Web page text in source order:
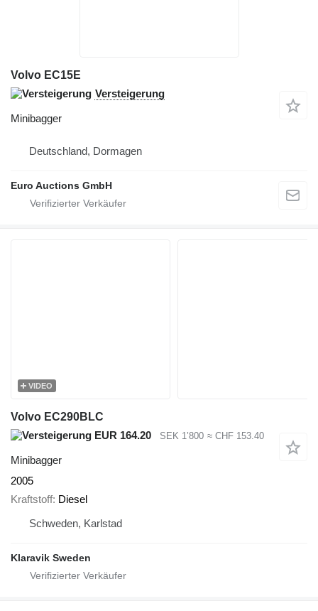
Volvo EC15E
Versteigerung
Minibagger
Deutschland, Dormagen
Euro Auctions GmbH
VIDEO
Volvo EC290BLC
EUR 164.20
SEK 1’800 ≈ CHF 153.40
Minibagger
2005
Kraftstoff Diesel
Schweden, Karlstad
Klaravik Sweden